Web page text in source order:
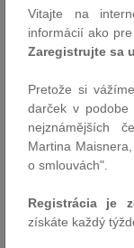
aspektov
reformným
hlasov 445 (za): 65
Zlepšenie
Text uznesenia
obsahovým
súvislosti
kultúrnym
Plénum tiež
zamerané na
Vitajte na
informácií ako
Zaregistrujte sa
Pretože si
darček v podobe
nejznámějších
Martina
o smlouvách".
Registrácia je
získáte každý